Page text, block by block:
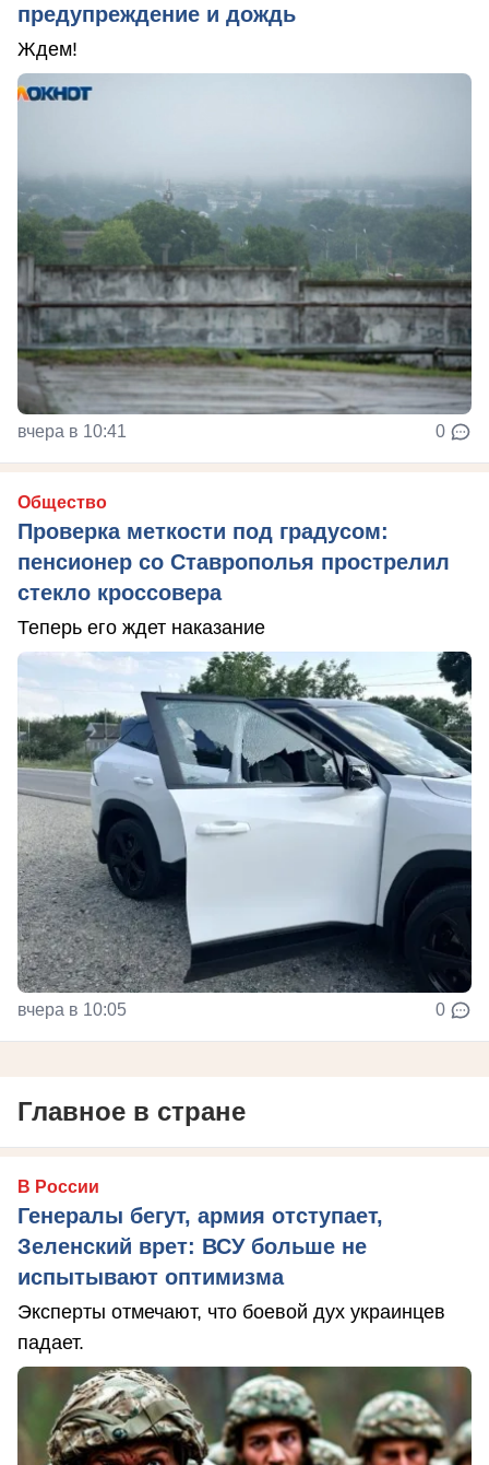
предупреждение и дождь
Ждем!
вчера в 10:41 0
Общество
Проверка меткости под градусом:
пенсионер со Ставрополья прострелил
стекло кроссовера
Теперь его ждет наказание
вчера в 10:05 0
Главное в стране
В России
Генералы бегут, армия отступает,
Зеленский врет: ВСУ больше не
испытывают оптимизма
Эксперты отмечают, что боевой дух украинцев
падает.